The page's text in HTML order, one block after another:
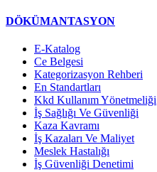
DÖKÜMANTASYON
E-Katalog
Ce Belgesi
Kategorizasyon Rehberi
En Standartları
Kkd Kullanım Yönetmeliği
İş Sağlığı Ve Güvenliği
Kaza Kavramı
İş Kazaları Ve Maliyet
Meslek Hastalığı
İş Güvenliği Denetimi